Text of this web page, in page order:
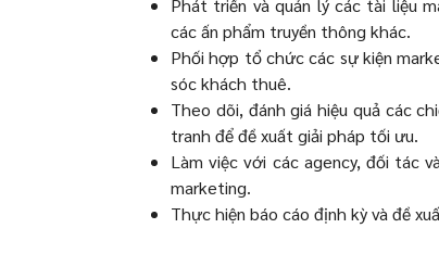
Phát triển và quản lý các tài liệu
các ấn phẩm truyền thông khác.
Phối hợp tổ chức các sự kiện
sóc khách thuê.
Theo dõi, đánh giá hiệu quả các
tranh để đề xuất giải pháp tối ưu.
Làm việc với các agency, đối tác
marketing.
Thực hiện báo cáo định kỳ và đề